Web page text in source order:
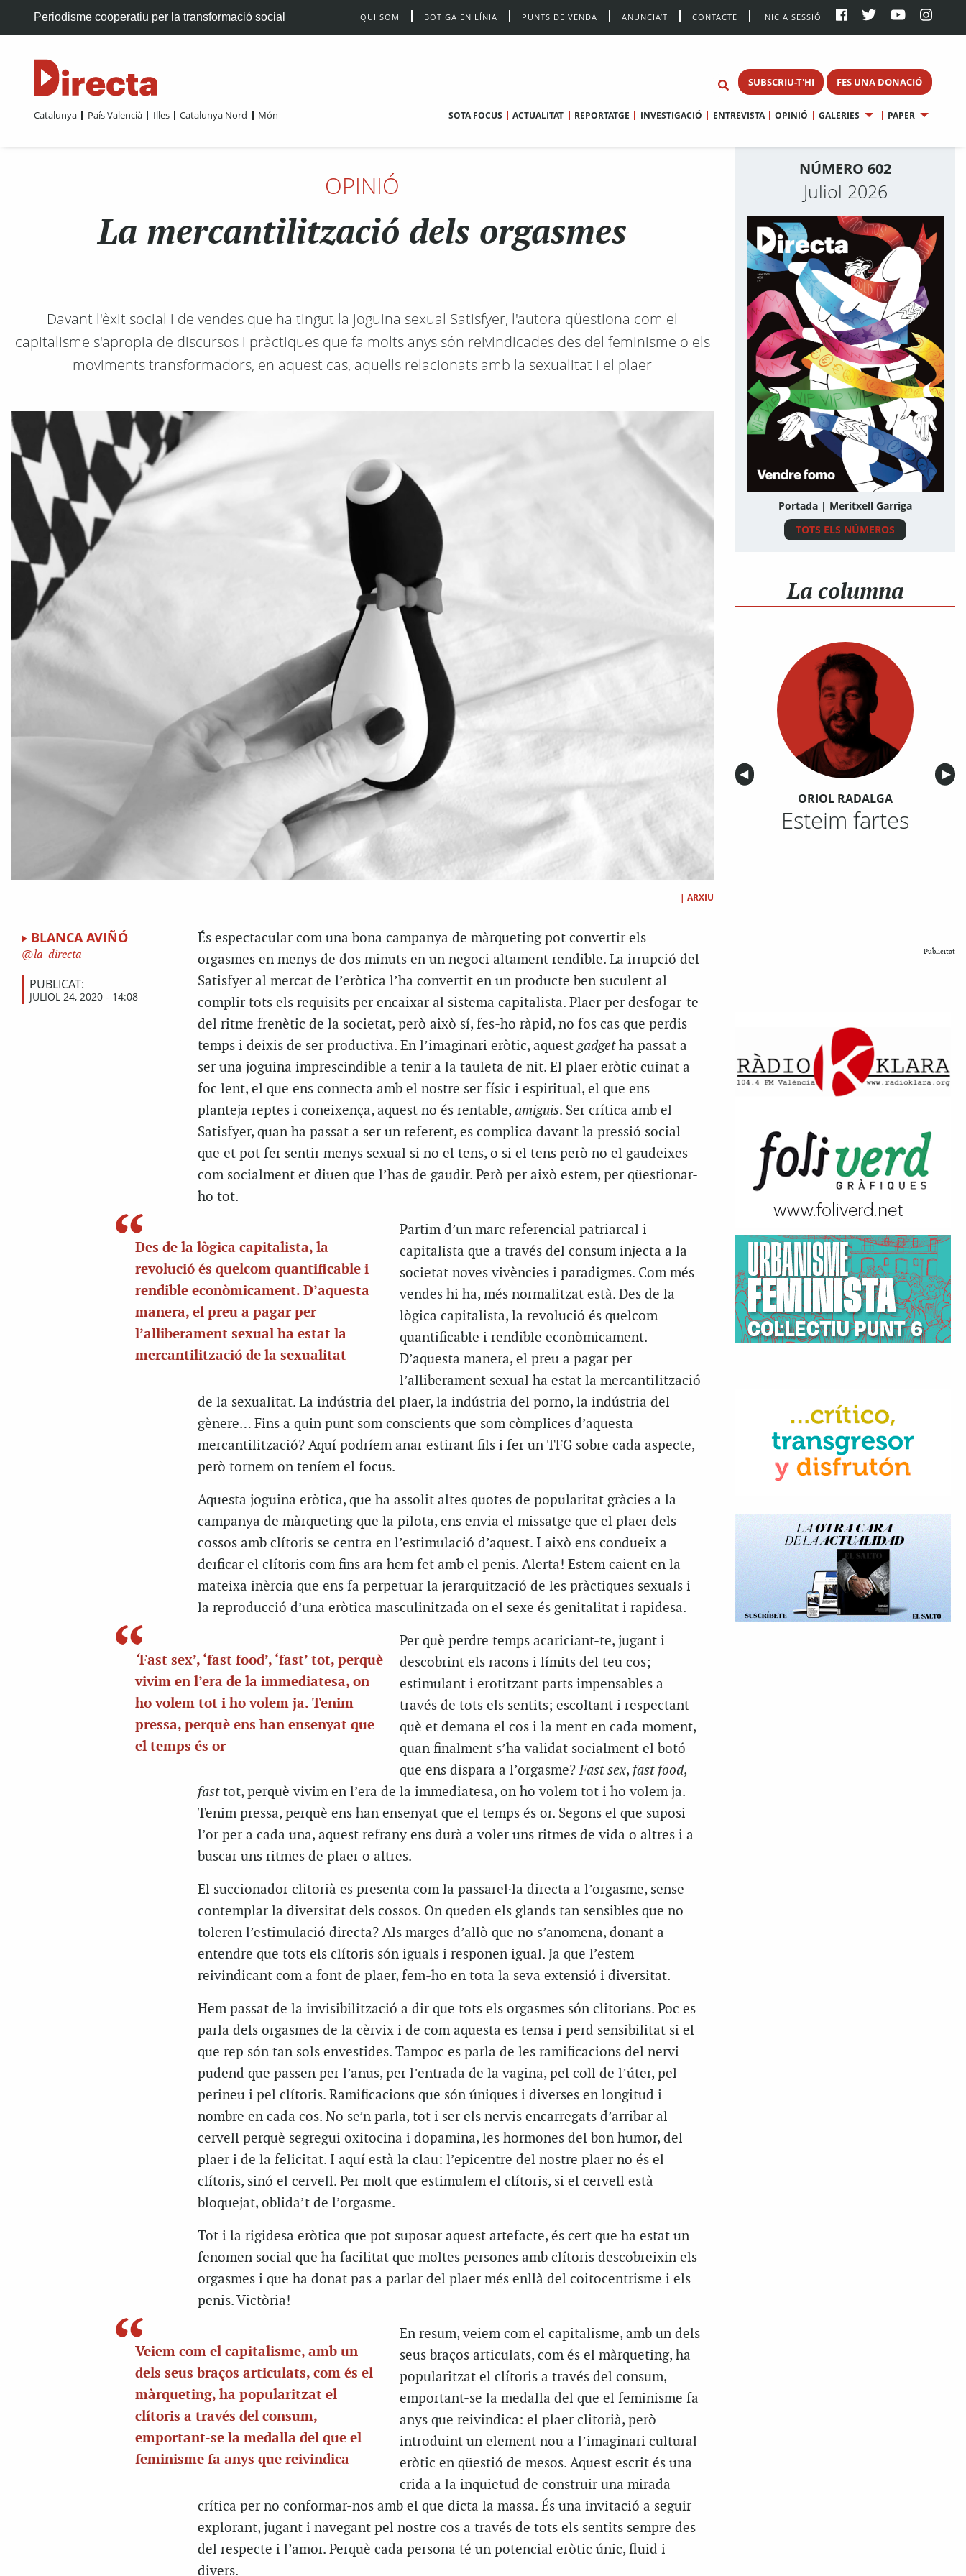
Periodisme cooperatiu per la transformació social QUI SOM BOTIGA EN LÍNIA PUNTS DE VENDA ANUNCIA’T CONTACTE INICIA SESSIÓ
SUBSCRIU-T'HI FES UNA DONACIÓ
Catalunya País Valencià Illes Catalunya Nord Món SOTA FOCUS ACTUALITAT REPORTATGE INVESTIGACIÓ ENTREVISTA OPINIÓ GALERIES PAPER
OPINIÓ
La mercantilització dels orgasmes
Davant l'èxit social i de vendes que ha tingut la joguina sexual Satisfyer, l'autora qüestiona com el
capitalisme s'apropia de discursos i pràctiques que fa molts anys són reivindicades des del feminisme o els
moviments transformadors, en aquest cas, aquells relacionats amb la sexualitat i el plaer
| ARXIU
BLANCA AVIÑÓ
la_directa
PUBLICAT:
JULIOL 24, 2020 - 14:08
És espectacular com una bona campanya de màrqueting pot convertir els
orgasmes en menys de dos minuts en un negoci altament rendible. La irrupció del
Satisfyer al mercat de l’eròtica l’ha convertit en un producte ben suculent al
complir tots els requisits per encaixar al sistema capitalista. Plaer per desfogar-te
del ritme frenètic de la societat, però això sí, fes-ho ràpid, no fos cas que perdis
temps i deixis de ser productiva. En l’imaginari eròtic, aquestgadgetha passat a
ser una joguina imprescindible a tenir a la tauleta de nit. El plaer eròtic cuinat a
foc lent, el que ens connecta amb el nostre ser físic i espiritual, el que ens
planteja reptes i coneixença, aquest no és rentable, amiguis. Ser crítica amb el
Satisfyer, quan ha passat a ser un referent, es complica davant la pressió social
que et pot fer sentir menys sexual si no el tens, o si el tens però no el gaudeixes
com socialment et diuen que l’has de gaudir. Però per això estem, per qüestionar-
ho tot.
Des de la lògica capitalista, la
revolució és quelcom quantificable i
rendible econòmicament. D’aquesta
manera, el preu a pagar per
l’alliberament sexual ha estat la
mercantilització de la sexualitat
Partim d’un marc referencial patriarcal i
capitalista que a través del consum injecta a la
societat noves vivències i paradigmes. Com més
vendes hi ha, més normalitzat està. Des de la
lògica capitalista, la revolució és quelcom
quantificable i rendible econòmicament.
D’aquesta manera, el preu a pagar per
l’alliberament sexual ha estat la mercantilització
de la sexualitat. La indústria del plaer, la indústria del porno, la indústria del
gènere… Fins a quin punt som conscients que som còmplices d’aquesta
mercantilització? Aquí podríem anar estirant fils i fer un TFG sobre cada aspecte,
però tornem on teníem el focus.
Aquesta joguina eròtica, que ha assolit altes quotes de popularitat gràcies a la
campanya de màrqueting que la pilota, ens envia el missatge que el plaer dels
cossos amb clítoris se centra en l’estimulació d’aquest. I això ens condueix a
deïficar el clítoris com fins ara hem fet amb el penis. Alerta! Estem caient en la
mateixa inèrcia que ens fa perpetuar la jerarquització de les pràctiques sexuals i
la reproducció d’una eròtica masculinitzada on el sexe és genitalitat i rapidesa.
‘Fast sex’, ‘fast food’, ‘fast’ tot, perquè
vivim en l’era de la immediatesa, on
ho volem tot i ho volem ja. Tenim
pressa, perquè ens han ensenyat que
el temps és or
Per què perdre temps acariciant-te, jugant i
descobrint els racons i límits del teu cos;
estimulant i erotitzant parts impensables a
través de tots els sentits; escoltant i respectant
què et demana el cos i la ment en cada moment,
quan finalment s’ha validat socialment el botó
que ens dispara a l’orgasme?Fast sex, fast food,
fasttot, perquè vivim en l’era de la immediatesa, on ho volem tot i ho volem ja.
Tenim pressa, perquè ens han ensenyat que el temps és or. Segons el que suposi
l’or per a cada una, aquest refrany ens durà a voler uns ritmes de vida o altres i a
buscar uns ritmes de plaer o altres.
El succionador clitorià es presenta com la passarel·la directa a l’orgasme, sense
contemplar la diversitat dels cossos. On queden els glands tan sensibles que no
toleren l’estimulació directa? Als marges d’allò que no s’anomena, donant a
entendre que tots els clítoris són iguals i responen igual. Ja que l’estem
reivindicant com a font de plaer, fem-ho en tota la seva extensió i diversitat.
Hem passat de la invisibilització a dir que tots els orgasmes són clitorians. Poc es
parla dels orgasmes de la cèrvix i de com aquesta es tensa i perd sensibilitat si el
que rep són tan sols envestides. Tampoc es parla de les ramificacions del nervi
pudend que passen per l’anus, per l’entrada de la vagina, pel coll de l’úter, pel
perineu i pel clítoris. Ramificacions que són úniques i diverses en longitud i
nombre en cada cos. No se’n parla, tot i ser els nervis encarregats d’arribar al
cervell perquè segregui oxitocina i dopamina, les hormones del bon humor, del
plaer i de la felicitat. I aquí està la clau: l’epicentre del nostre plaer no és el
clítoris, sinó el cervell. Per molt que estimulem el clítoris, si el cervell està
bloquejat, oblida’t de l’orgasme.
Tot i la rigidesa eròtica que pot suposar aquest artefacte, és cert que ha estat un
fenomen social que ha facilitat que moltes persones amb clítoris descobreixin els
orgasmes i que ha donat pas a parlar del plaer més enllà del coitocentrisme i els
penis. Victòria!
Veiem com el capitalisme, amb un
dels seus braços articulats, com és el
màrqueting, ha popularitzat el
clítoris a través del consum,
emportant-se la medalla del que el
feminisme fa anys que reivindica
En resum, veiem com el capitalisme, amb un dels
seus braços articulats, com és el màrqueting, ha
popularitzat el clítoris a través del consum,
emportant-se la medalla del que el feminisme fa
anys que reivindica: el plaer clitorià, però
introduint un element nou a l’imaginari cultural
eròtic en qüestió de mesos. Aquest escrit és una
crida a la inquietud de construir una mirada
crítica per no conformar-nos amb el que dicta la massa. És una invitació a seguir
explorant, jugant i navegant pel nostre cos a través de tots els sentits sempre des
del respecte i l’amor. Perquè cada persona té un potencial eròtic únic, fluid i
divers.
NÚMERO 602
Juliol 2026
Portada | Meritxell Garriga
TOTS ELS NÚMEROS
La columna
Anterior
◀︎ ▶︎
ORIOL RADALGA
Esteim fartes
Publicitat